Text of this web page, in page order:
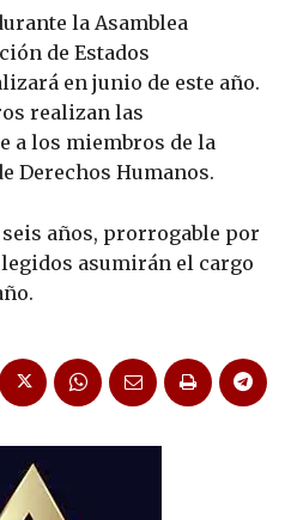
la Asamblea
de Estados
en junio de este año.
realizan las
a los miembros de la
Derechos Humanos.
años, prorrogable por
asumirán el cargo